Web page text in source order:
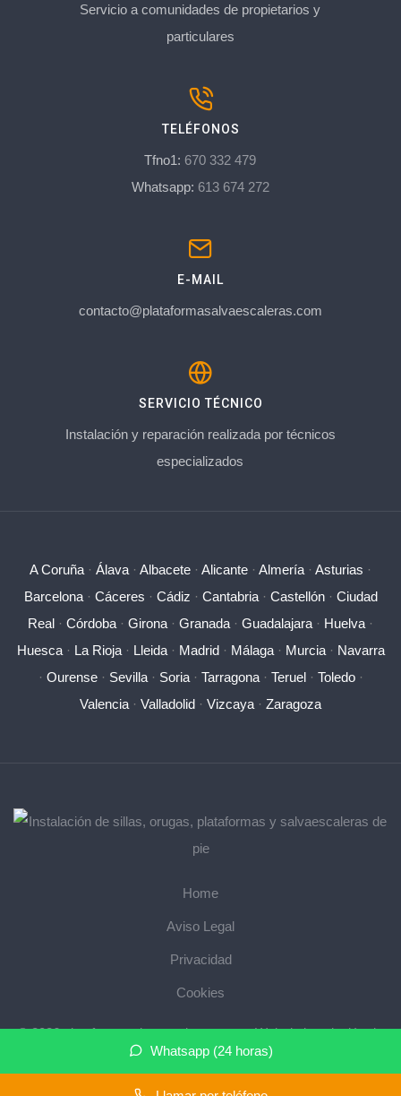
Whatsapp (24 horas)
Servicio a comunidades de propietarios y
particulares
TELÉFONOS
Tfno1: 670 332 479
Whatsapp: 613 674 272
E-MAIL
contacto@plataformasalvaescaleras.com
SERVICIO TÉCNICO
Instalación y reparación realizada por técnicos
especializados
A Coruña · Álava · Albacete · Alicante · Almería · Asturias ·
Barcelona· Cáceres · Cádiz · Cantabria· Castellón· Ciudad
Real · Córdoba · Girona · Granada · Guadalajara · Huelva ·
Huesca· La Rioja· Lleida· Madrid· Málaga· Murcia· Navarra
· Ourense· Sevilla· Soria· Tarragona· Teruel· Toledo·
Valencia · Valladolid · Vizcaya · Zaragoza
Home
Aviso Legal
Privacidad
Cookies
© 2026 plataformasalvaescaleras.com · Web de instalación de
salvaescaleras en su provincia ·Mapa del sitio